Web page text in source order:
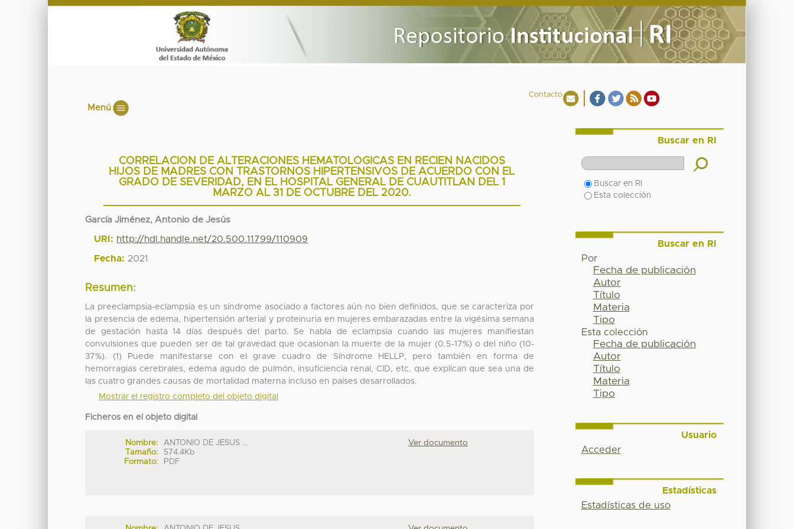
Contacto
Menú
CORRELACION DE ALTERACIONES HEMATOLOGICAS EN RECIEN NACIDOS
HIJOS DE MADRES CON TRASTORNOS HIPERTENSIVOS DE ACUERDO CON EL
GRADO DE SEVERIDAD, EN EL HOSPITAL GENERAL DE CUAUTITLAN DEL 1
MARZO AL 31 DE OCTUBRE DEL 2020.
García Jiménez, Antonio de Jesús
URI: http://hdl.handle.net/20.500.11799/110909
Fecha: 2021
Resumen:
La preeclampsia-eclampsia es un síndrome asociado a factores aún no bien definidos, que se caracteriza por
la presencia de edema, hipertensión arterial y proteinuria en mujeres embarazadas entre la vigésima semana
de gestación hasta 14 días después del parto. Se habla de eclampsia cuando las mujeres manifiestan
convulsiones que pueden ser de tal gravedad que ocasionan la muerte de la mujer (0.5-17%) o del niño (10-
37%). (1) Puede manifestarse con el grave cuadro de Síndrome HELLP, pero también en forma de
hemorragias cerebrales, edema agudo de pulmón, insuficiencia renal, CID, etc. que explican que sea una de
las cuatro grandes causas de mortalidad materna incluso en países desarrollados.
Mostrar el registro completo del objeto digital
Ficheros en el objeto digital
Nombre:
ANTONIO DE JESUS ...
Tamaño:
574.4Kb
Formato:
PDF
Ver documento
Buscar en RI
Buscar en RI
Esta colección
Buscar en RI
Por
Fecha de publicación
Autor
Título
Materia
Tipo
Esta colección
Fecha de publicación
Autor
Título
Materia
Tipo
Usuario
Acceder
Estadísticas
Estadísticas de uso